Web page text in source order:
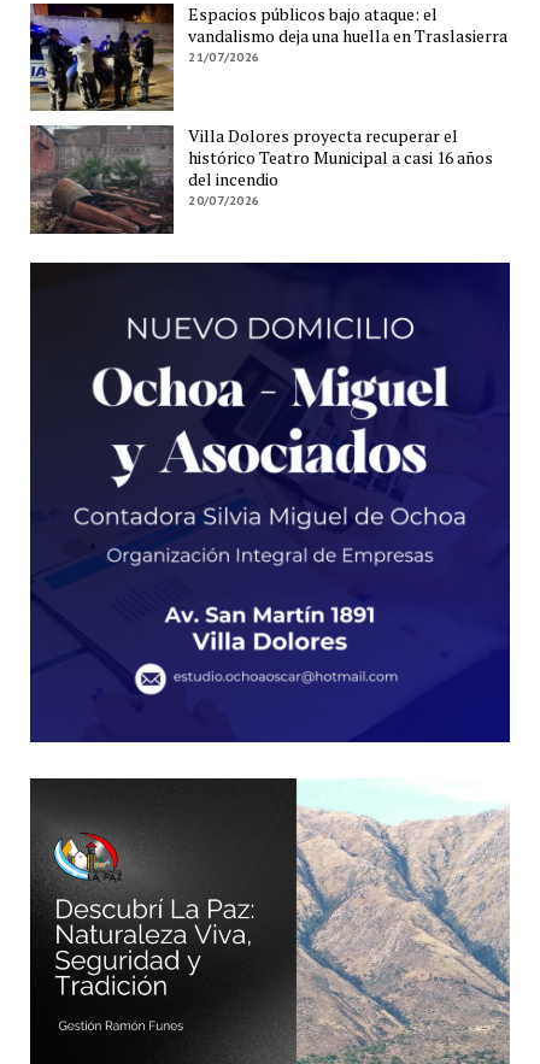
Espacios públicos bajo ataque: el
vandalismo deja una huella en Traslasierra
21/07/2026
Villa Dolores proyecta recuperar el
histórico Teatro Municipal a casi 16 años
del incendio
20/07/2026